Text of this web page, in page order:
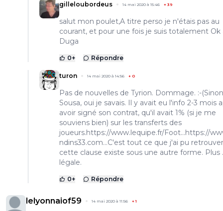
gilleloubordeus 14 mai 2020 à 15:46 + 39
salut mon poulet,A titre perso je n'étais pas au
courant, et pour une fois je suis totalement Ok
Duga
0+ Répondre
turon 14 mai 2020 à 14:56 + 0
Pas de nouvelles de Tyrion. Dommage. :-
Sousa, oui je savais. Il y avait eu l'info 2-3 mois
avoir signé son contrat, qu'il avait 1% (si je me
souviens bien) sur les transferts des
joueurs.https://www.lequipe.fr/Foot...https://
ndins33.com...C'est tout ce que j'ai pu
cette clause existe sous une autre forme. Plus
légale.
0+ Répondre
lelyonnaiof59 14 mai 2020 à 11:56 +1